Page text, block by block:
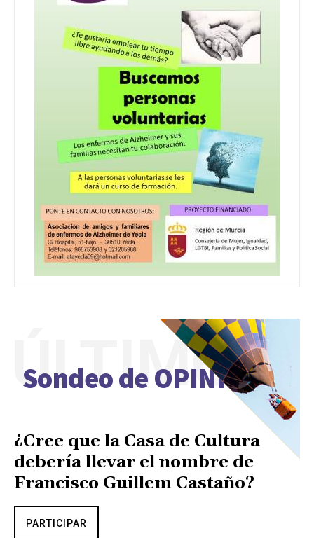
Sondeo de OPINIÓN
ÚLTIMO
¿Cree que la Casa de Cultura
debería llevar el nombre de
Francisco Guillem Castaño?
PARTICIPAR